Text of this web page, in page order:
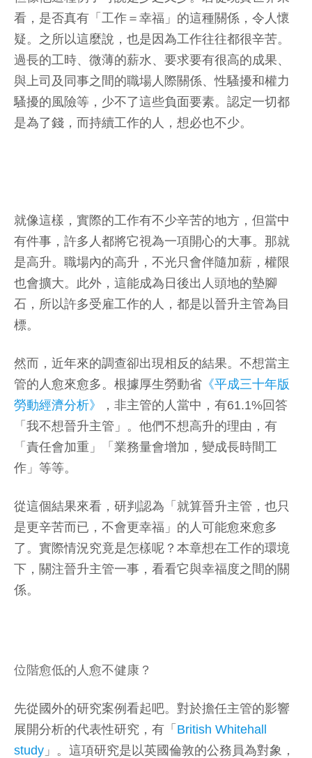
看，是否真有「工作＝幸福」的這種關係，令人懷
疑。之所以這麼說，也是因為工作往往都很辛苦。
過長的工時、微薄的薪水、要求要有很高的成果、
與上司及同事之間的職場人際關係、性騷擾和權力
騷擾的風險等，少不了這些負面要素。認定一切都
是為了錢，而持續工作的人，想必也不少。
就像這樣，實際的工作有不少辛苦的地方，但當中
有件事，許多人都將它視為一項開心的大事。那就
是高升。職場內的高升，不光只會伴隨加薪，權限
也會擴大。此外，這能成為日後出人頭地的墊腳
石，所以許多受雇工作的人，都是以晉升主管為目
標。
然而，近年來的調查卻出現相反的結果。不想當主
管的人愈來愈多。根據厚生勞動省 《平成三十年版
勞動經濟分析》
，非主管的人當中，有61.1%回答
「我不想晉升主管」。他們不想高升的理由，有
「責任會加重」「業務量會增加，變成長時間工
作」等等。
從這個結果來看，研判認為「就算晉升主管，也只
是更辛苦而已，不會更幸福」的人可能愈來愈多
了。實際情況究竟是怎樣呢？本章想在工作的環境
下，關注晉升主管一事，看看它與幸福度之間的關
係。
位階愈低的人愈不健康？
先從國外的研究案例看起吧。對於擔任主管的影響
展開分析的代表性研究，有「 British Whitehall
study 」。這項研究是以英國倫敦的公務員為對象，